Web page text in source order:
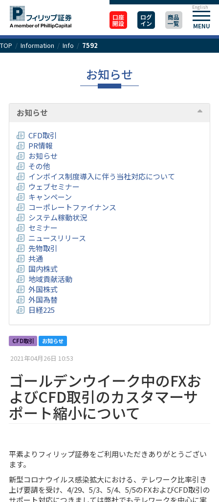
口座
開設
ログ
イン
商品
一覧 MENU
English
TOP / Information / Info / 7592
お知らせ
お知らせ
CFD取引
PR情報
お知らせ
その他
インボイス制度導入に伴う当社対応について
ウェブセミナー
キャンペーン
コーポレートファイナンス
システム稼動状況
セミナー
ニュースリリース
先物取引
共通
国内株式
地域貢献活動
外国株式
外国為替
日経225
CFD取引 お知らせ
2021年04月26日 10:53
ゴールデンウイーク中のFXお
よびCFD取引のカスタマーサ
ポート縮小について
平素よりフィリップ証券をご利用いただきありがとうござい
ます。
新型コロナウイルス感染拡大における、テレワーク比率引き
上げ要請を受け、4/29、5/3、5/4、5/5のFXおよびCFD取引の
サポート対応につきましては弊社でもテレワークを中心に実